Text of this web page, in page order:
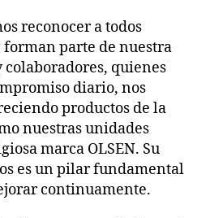
reconocer a todos
forman parte de nuestra
quienes
diario, nos
productos de la
nuestras unidades
marca OLSEN. Su
es un pilar fundamental
continuamente.